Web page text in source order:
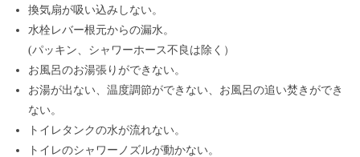
換気扇が吸い込みしない。
水栓レバー根元からの漏水。
(パッキン、シャワーホース不良は除く）
お風呂のお湯張りができない。
お湯が出ない、温度調節ができない、お風呂の追い焚きができ
ない。
トイレタンクの水が流れない。
トイレのシャワーノズルが動かない。